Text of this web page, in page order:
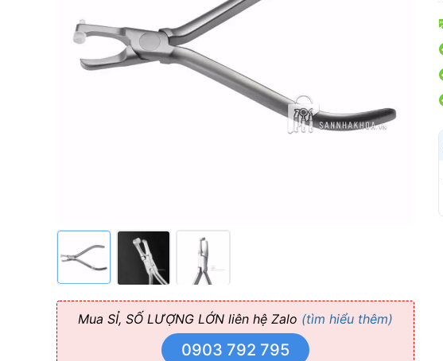
DÀI
MASEL
Mua SỈ, SỐ LƯỢNG LỚN liên hệ Zalo (tìm hiểu thêm)
0903 792 795